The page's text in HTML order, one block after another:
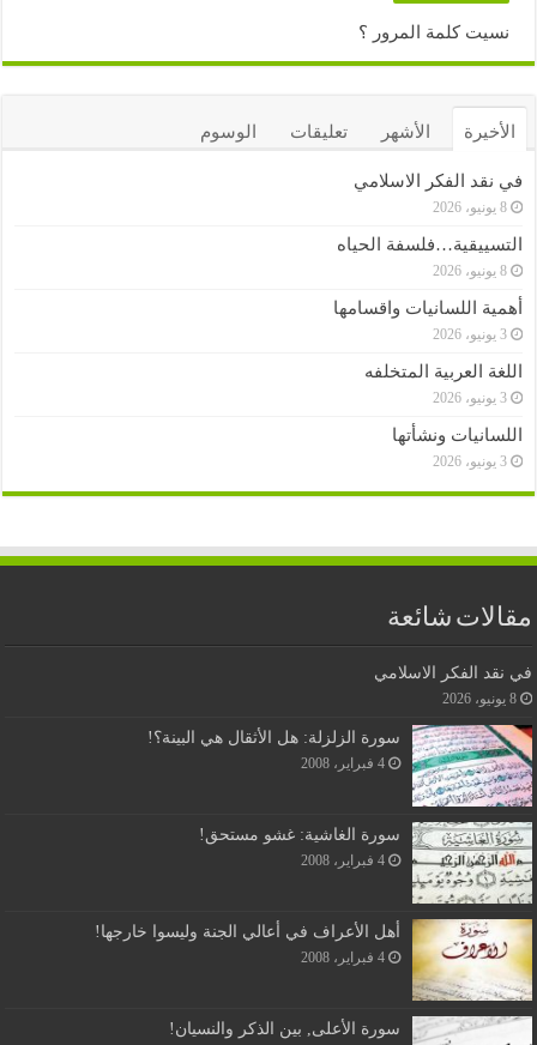
نسيت كلمة المرور ؟
الأخيرة الأشهر تعليقات الوسوم
في نقد الفكر الاسلامي
8 يونيو، 2026
التسييقية…فلسفة الحياه
8 يونيو، 2026
أهمية اللسانيات واقسامها
3 يونيو، 2026
اللغة العربية المتخلفه
3 يونيو، 2026
اللسانيات ونشأتها
3 يونيو، 2026
مقالات شائعة
في نقد الفكر الاسلامي
8 يونيو، 2026
سورة الزلزلة: هل الأثقال هي البينة؟!
4 فبراير، 2008
سورة الغاشية: غشو مستحق!
4 فبراير، 2008
أهل الأعراف في أعالي الجنة وليسوا خارجها!
4 فبراير، 2008
سورة الأعلى, بين الذكر والنسيان!